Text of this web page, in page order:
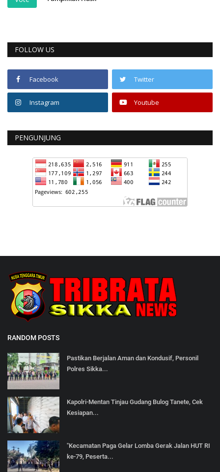
FOLLOW US
Facebook Twitter
Instagram Youtube
PENGUNJUNG
RANDOM POSTS
Pastikan Berjalan Aman dan Kondusif, Personil
Polres Sikka...
Kapolri-Mentan Tinjau Gudang Bulog Tanete, Cek
Kesiapan...
"Kecamatan Paga Gelar Lomba Gerak Jalan HUT RI
ke-79, Peserta...